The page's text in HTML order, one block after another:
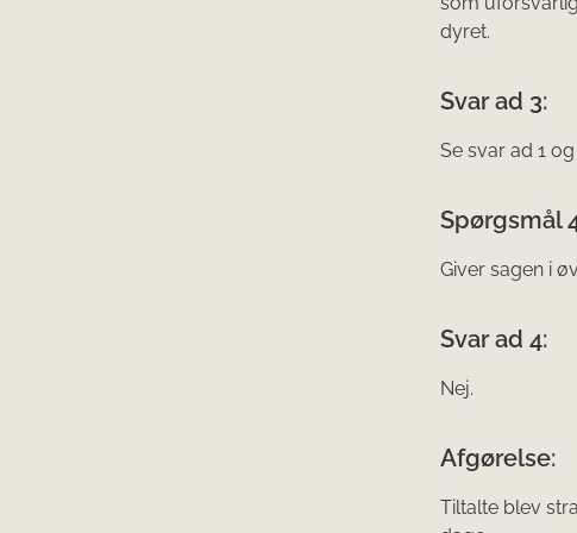
dyret.
Svar ad 3:
Se svar ad 1 og
Spørgsmål
Giver sagen i
Svar ad 4:
Nej.
Afgørelse:
Tiltalte blev